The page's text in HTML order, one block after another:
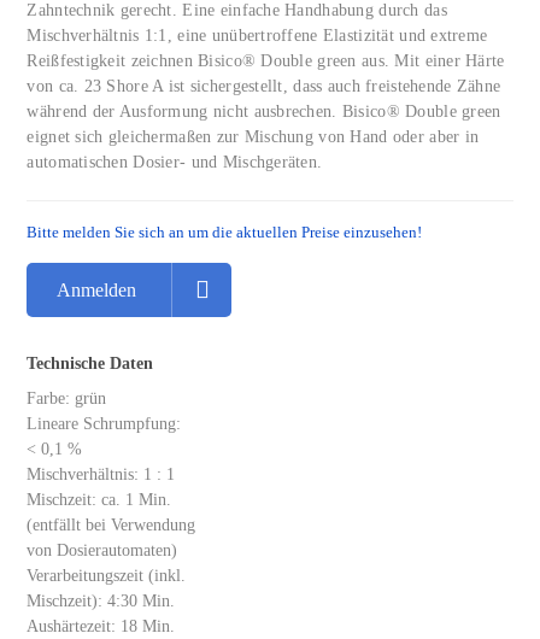
Zahntechnik gerecht. Eine einfache Handhabung durch das
Mischverhältnis 1:1, eine unübertroffene Elastizität und extreme
Reißfestigkeit zeichnen Bisico® Double green aus. Mit einer Härte
von ca. 23 Shore A ist sichergestellt, dass auch freistehende Zähne
während der Ausformung nicht ausbrechen. Bisico® Double green
eignet sich gleichermaßen zur Mischung von Hand oder aber in
automatischen Dosier- und Mischgeräten.
Bitte melden Sie sich an um die aktuellen Preise einzusehen!
Anmelden
Technische Daten
Farbe: grün
Lineare Schrumpfung:
< 0,1 %
Mischverhältnis: 1 : 1
Mischzeit: ca. 1 Min.
(entfällt bei Verwendung
von Dosierautomaten)
Verarbeitungszeit (inkl.
Mischzeit): 4:30 Min.
Aushärtezeit: 18 Min.